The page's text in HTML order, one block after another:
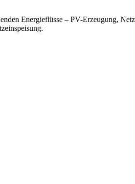
Energieflüsse – PV-Erzeugung,